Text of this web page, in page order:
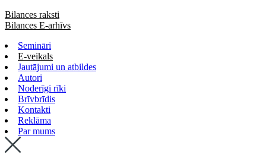
Bilances raksti
Bilances E-arhīvs
Semināri
E-veikals
Jautājumi un atbildes
Autori
Noderīgi rīki
Brīvbrīdis
Kontakti
Reklāma
Par mums